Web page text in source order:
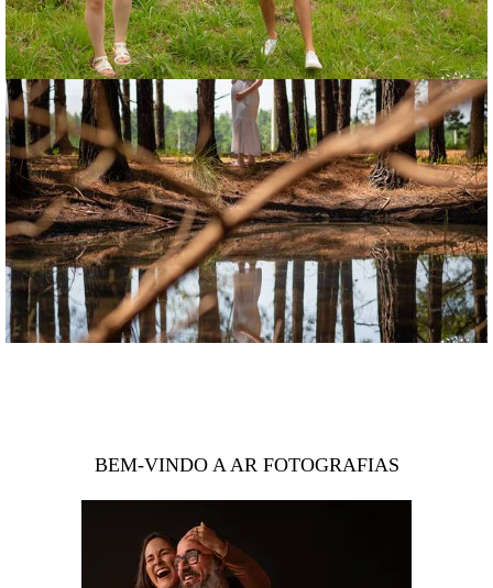
BEM-VINDO A AR FOTOGRAFIAS